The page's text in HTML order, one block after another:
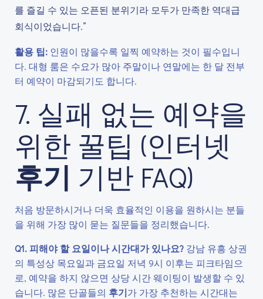
를 즐길 수 있는 오픈된 분위기라 모두가 만족한 역대급
회식이었습니다.”
활용 팁: 인원이 많을수록 일찍 예약하는 것이 필수입니
다. 대형 룸은 수요가 많아 주말이나 연말에는 한 달 전부
터 예약이 마감되기도 합니다.
7. 실패 없는 예약을
위한 꿀팁 (인터넷
후기 기반 FAQ)
처음 방문하시거나 더욱 효율적인 이용을 원하시는 분들
을 위해 가장 많이 묻는 질문들을 정리했습니다.
Q1. 피해야 할 요일이나 시간대가 있나요? 강남 유흥 상권
의 특성상 목요일과 금요일 저녁 9시 이후는 피크타임으
로, 예약을 하지 않으면 상당 시간 웨이팅이 발생할 수 있
습니다. 많은 단골들의 후기가 가장 추천하는 시간대는